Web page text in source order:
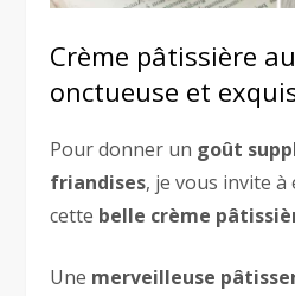
Crème pâtissière
onctueuse et
Pour donner un goût
friandises, je vous invite à
cette belle crème
Une merveilleuse